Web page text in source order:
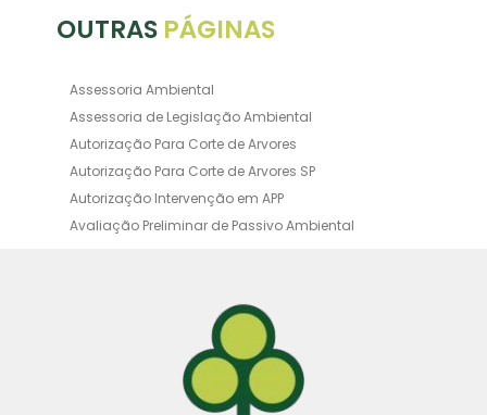
OUTRAS PÁGINAS
Assessoria Ambiental
Assessoria de Legislação Ambiental
Autorização Para Corte de Arvores
Autorização Para Corte de Arvores SP
Autorização Intervenção em APP
Avaliação Preliminar de Passivo Ambiental
Certificado de Movimentação de Resíduos de
Certificado de Movimentação de Resíduos de
Interesse Ambiental Cadri
Consultoria Ambiental Orçamento